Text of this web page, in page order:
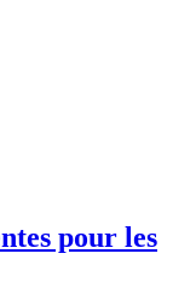
pour les